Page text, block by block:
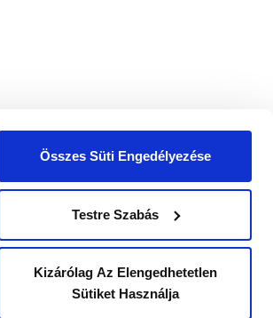
Összes Süti Engedélyezése
Testre Szabás
Kizárólag Az Elengedhetetlen
Sütiket Használja
foglaltak szerint.
INTEGRITÁSI NYILATKOZAT